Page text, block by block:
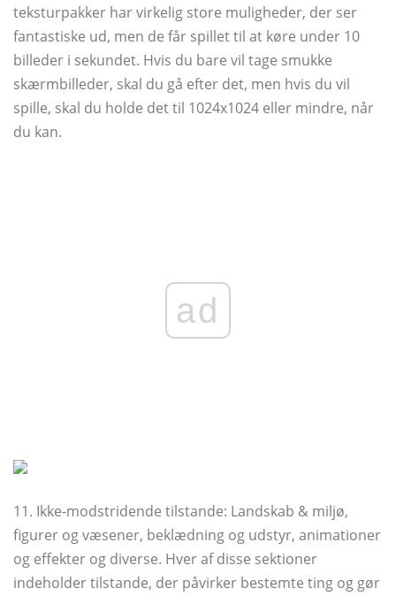
teksturpakker har virkelig store muligheder, der ser
fantastiske ud, men de får spillet til at køre under 10
billeder i sekundet. Hvis du bare vil tage smukke
skærmbilleder, skal du gå efter det, men hvis du vil
spille, skal du holde det til 1024x1024 eller mindre, når
du kan.
ad
11. Ikke-modstridende tilstande: Landskab & miljø,
figurer og væsener, beklædning og udstyr, animationer
og effekter og diverse. Hver af disse sektioner
indeholder tilstande, der påvirker bestemte ting og gør